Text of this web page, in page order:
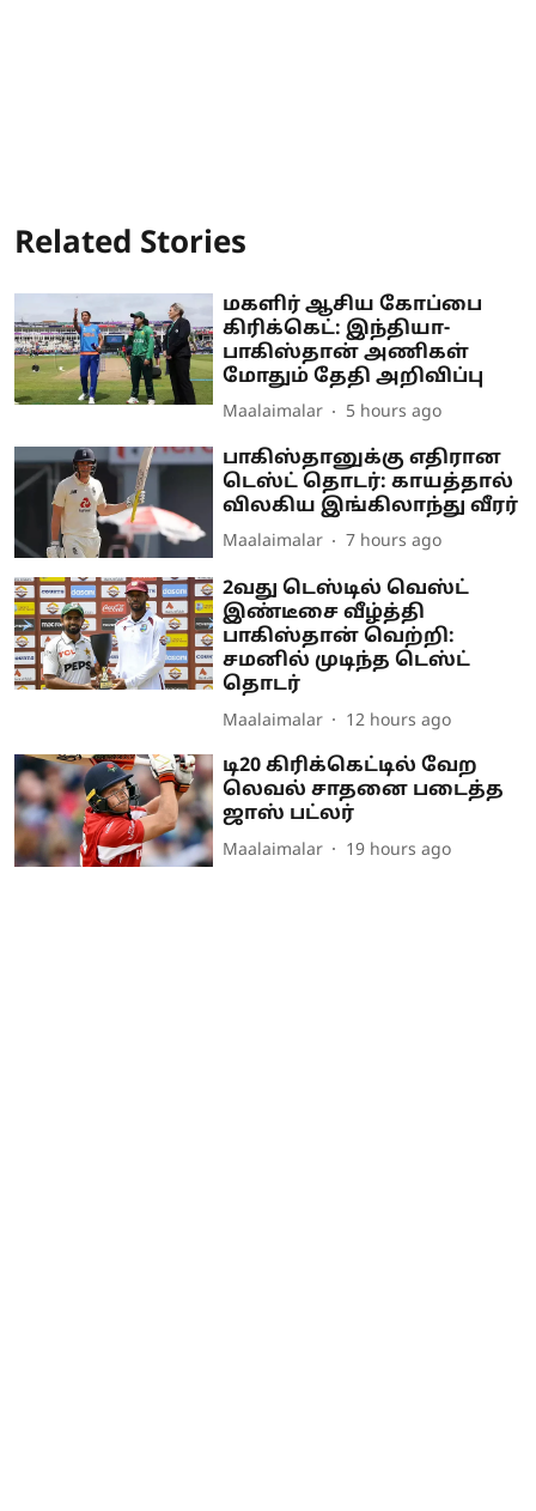
Related Stories
மகளிர் ஆசிய கோப்பை
கிரிக்கெட்: இந்தியா-
பாகிஸ்தான் அணிகள்
மோதும் தேதி அறிவிப்பு
Maalaimalar 5 hours ago
பாகிஸ்தானுக்கு எதிரான
டெஸ்ட் தொடர்: காயத்தால்
விலகிய இங்கிலாந்து வீரர்
Maalaimalar 7 hours ago
2வது டெஸ்டில் வெஸ்ட்
இண்டீசை வீழ்த்தி
பாகிஸ்தான் வெற்றி:
சமனில் முடிந்த டெஸ்ட்
தொடர்
Maalaimalar 12 hours ago
டி20 கிரிக்கெட்டில் வேற
லெவல் சாதனை படைத்த
ஜாஸ் பட்லர்
Maalaimalar 19 hours ago